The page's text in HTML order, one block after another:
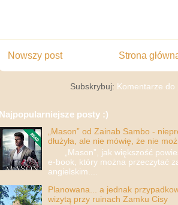
Nowszy post Strona
Subskrybuj: Komentarze do
Najpopularniejsze posty :)
„Mason” od Zainab Sambo -
dłużyła, ale nie mówię, że nie
„Mason”, jak większość
e-book, który można przeczytać
angielskim....
Planowana... a jednak
wizytą przy ruinach Zamku Cisy